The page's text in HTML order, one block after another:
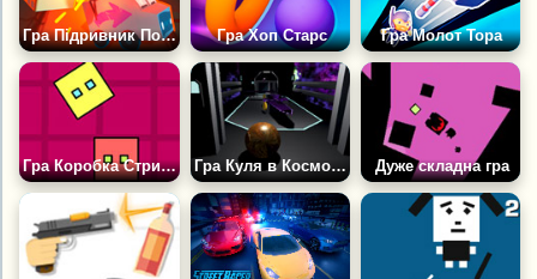
Гра Підривник Посилок 2099 Гра Хоп Старс Гра Молот Тора
Гра Коробка Стрибає Вгору Гра Куля в Космосі 3Д Дуже складна гра